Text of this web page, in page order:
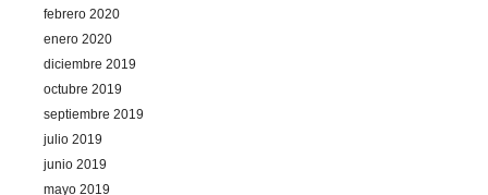
febrero 2020
enero 2020
diciembre 2019
octubre 2019
septiembre 2019
julio 2019
junio 2019
mayo 2019